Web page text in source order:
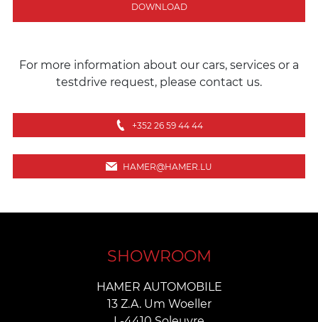
DOWNLOAD
For more information about our cars, services or a
testdrive request, please contact us.
+352 26 59 44 44
HAMER@HAMER.LU
SHOWROOM
HAMER AUTOMOBILE
13 Z.A. Um Woeller